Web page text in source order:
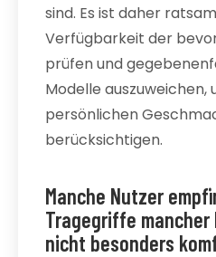
sind. Es ist daher
Verfügbarkeit der
prüfen und
Modelle auszuweichen,
persönlichen
berücksichtigen.
Manche Nutzer
Tragegriffe mancher
nicht besonders